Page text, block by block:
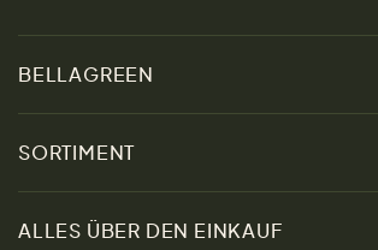
BELLAGREEN
Nachhaltigkeit
SORTIMENT
ALLES ÜBER DEN EINKAUF